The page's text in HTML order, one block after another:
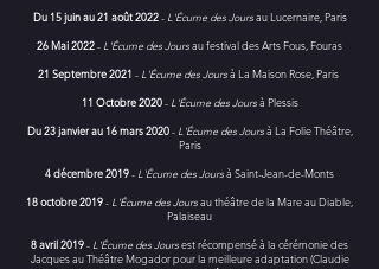
Du 15 juin au 21 août 2022- L'Écume des Joursau Lucernaire, Paris
26 Mai 2022- L'Écume des Joursau festival des Arts Fous, Fouras
21 Septembre 2021 - L'Écume des Joursà La Maison Rose, Paris
11 Octobre 2020- L'Écume des Joursà Plessis
Du 23 janvier au 16 mars 2020- L'Écume des Joursà La Folie Théâtre,
Paris
4 décembre 2019- L'Écume des Joursà Saint-Jean-de-Monts
18 octobre 2019- L'Écume des Joursau théâtre de la Mare au Diable,
Palaiseau
8 avril 2019- L'Écume des Joursest récompensé à la cérémonie des
Jacques au Théâtre Mogador pour la meilleure adaptation (Claudie